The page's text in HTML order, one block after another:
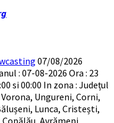
07/08/2026
: 07-08-2026 Ora : 23
si 00:00 In zona : Județul
Ungureni, Corni,
Lunca, Cristești,
Avrămeni,